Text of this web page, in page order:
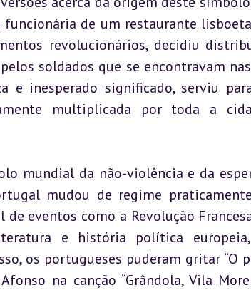
funcionária de um restaurante
revolucionários, decidiu
soldados que se encontravam
e inesperado significado, serviu
multiplicada por toda a
mundial da não-violência e da
mudou de regime
eventos como a Revolução
e história política
os portugueses puderam gritar “O
na canção “Grândola, Vila